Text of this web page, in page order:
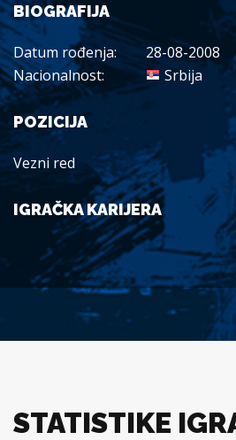
BIOGRAFIJA
Datum rođenja:
28-08-2008
Nacionalnost:
Srbija
POZICIJA
Vezni red
IGRAČKA KARIJERA
STATISTIKE